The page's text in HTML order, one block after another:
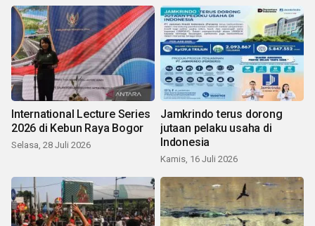
International Lecture Series
2026 di Kebun Raya Bogor
Selasa, 28 Juli 2026
Jamkrindo terus dorong
jutaan pelaku usaha di
Indonesia
Kamis, 16 Juli 2026